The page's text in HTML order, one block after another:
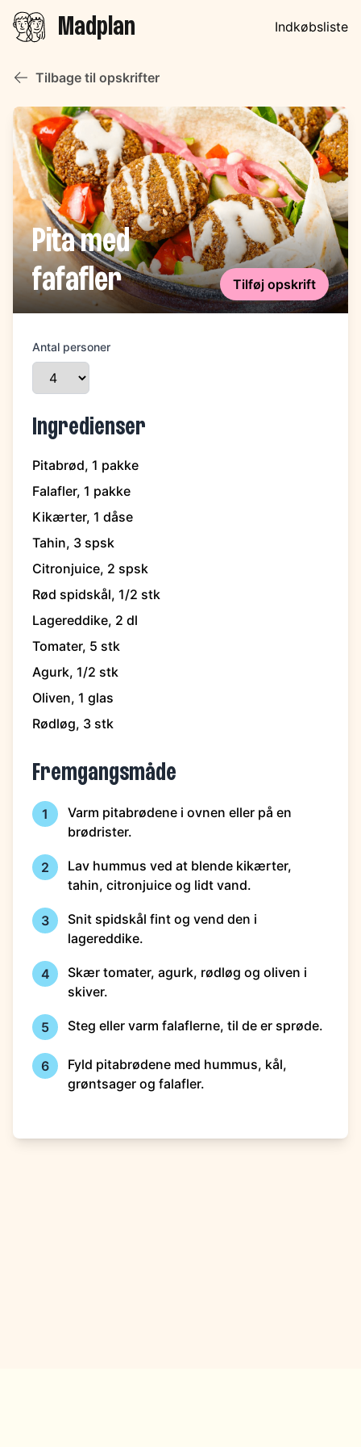
Madplan Indkøbsliste
Tilbage til opskrifter
Pita med
fafafler
Tilføj opskrift
Antal personer
Ingredienser
Pitabrød, 1 pakke
Falafler, 1 pakke
Kikærter, 1 dåse
Tahin, 3 spsk
Citronjuice, 2 spsk
Rød spidskål, 1/2 stk
Lagereddike, 2 dl
Tomater, 5 stk
Agurk, 1/2 stk
Oliven, 1 glas
Rødløg, 3 stk
Fremgangsmåde
1
Varm pitabrødene i ovnen eller på en
brødrister.
2
Lav hummus ved at blende kikærter,
tahin, citronjuice og lidt vand.
3
Snit spidskål fint og vend den i
lagereddike.
4
Skær tomater, agurk, rødløg og oliven i
skiver.
5 Steg eller varm falaflerne, til de er sprøde.
6
Fyld pitabrødene med hummus, kål,
grøntsager og falafler.